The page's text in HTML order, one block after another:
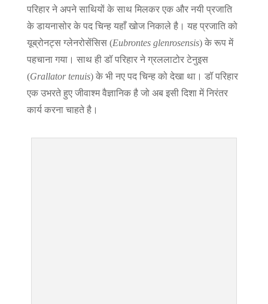
परिहार ने अपने साथियों के साथ मिलकर एक और नयी प्रजाति
के डायनासोर के पद चिन्ह यहाँ खोज निकाले है। यह प्रजाति को
यूब्रोनट्स ग्लेनरोसेंसिस (Eubrontes glenrosensis) के रूप में
पहचाना गया। साथ ही डॉ परिहार ने ग्रललाटोर टेनुइस
(Grallator tenuis) के भी नए पद चिन्ह को देखा था। डॉ परिहार
एक उभरते हुए जीवाश्म वैज्ञानिक है जो अब इसी दिशा में निरंतर
कार्य करना चाहते है।